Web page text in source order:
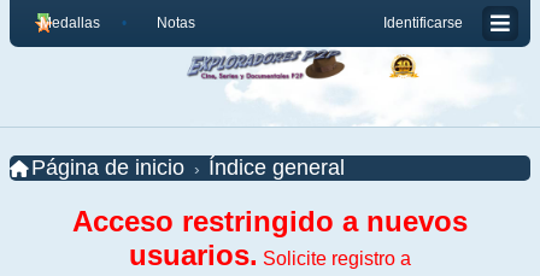
Identificarse
Medallas Notas
Página de inicio Índice general
Acceso restringido a nuevos
usuarios. Solicite registro a